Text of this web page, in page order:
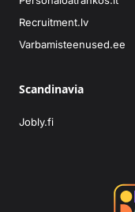
Recruitment.lv
Varbamisteenused.ee
Scandinavia
Jobly.fi